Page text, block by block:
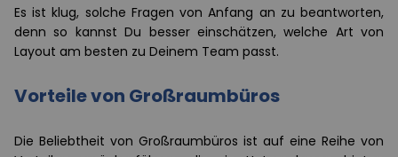
Es ist klug, solche Fragen von Anfang an zu beantworten,
denn so kannst Du besser einschätzen, welche Art von
Layout am besten zu Deinem Team passt.
Vorteile von Großraumbüros
Die Beliebtheit von Großraumbüros ist auf eine Reihe von